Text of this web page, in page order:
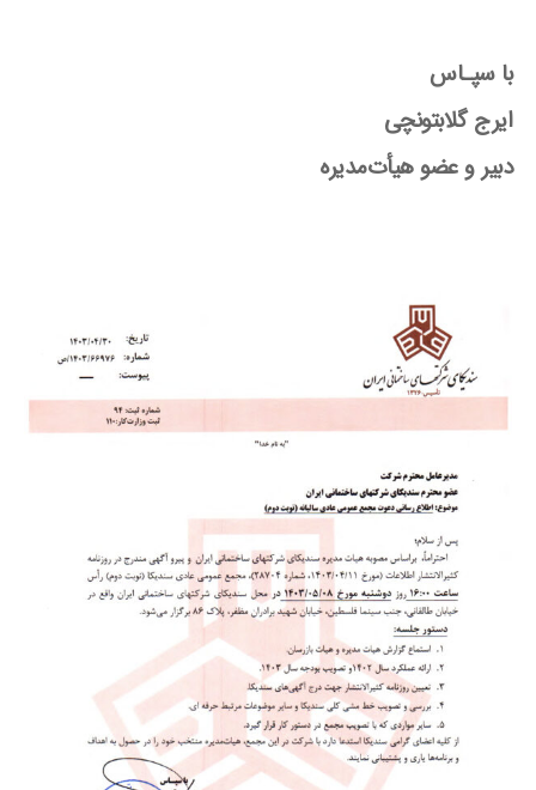
با سپـاس
ایرج گلابتونچی
دبیر و عضو هیأت‌مدیره